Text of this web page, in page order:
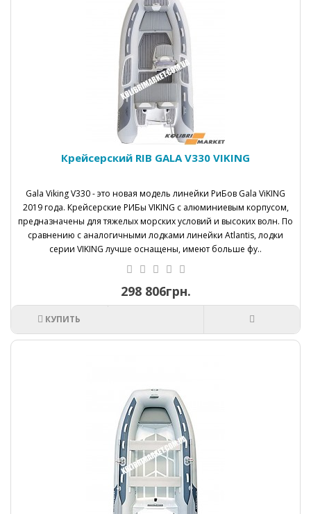
Крейсерский RIB GALA V330 VIKING
Gala Viking V330 - это новая модель линейки РиБов Gala ViKING
2019 года. Крейсерские РИБы VIKING с алюминиевым корпусом,
предназначены для тяжелых морских условий и высоких волн. По
сравнению с аналогичными лодками линейки Atlantis, лодки
серии VIKING лучше оснащены, имеют больше фу..
298 806грн.
КУПИТЬ